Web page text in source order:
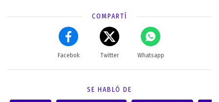
COMPARTÍ
Facebok Twitter Whatsapp
SE HABLÓ DE